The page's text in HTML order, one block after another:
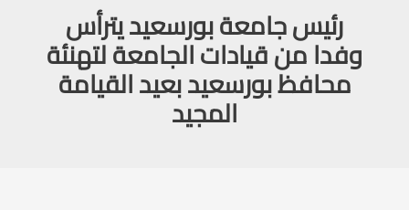
رئيس جامعة بورسعيد يترأس
وفدا من قيادات الجامعة لتهنئة
محافظ بورسعيد بعيد القيامة
المجيد